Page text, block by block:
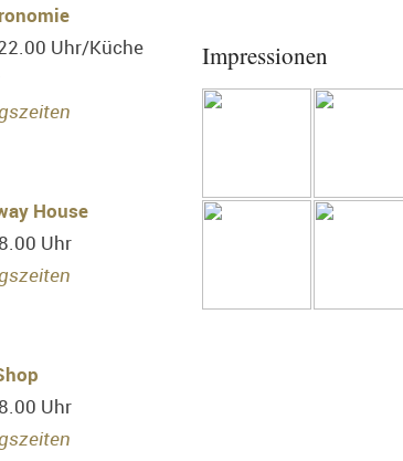
Uhr/Küche
House
Uhr
Uhr
Impressionen